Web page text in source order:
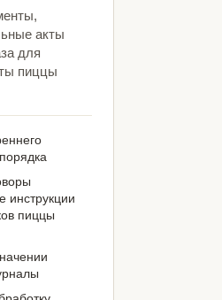
акты
для
пиццы
инструкции
пиццы